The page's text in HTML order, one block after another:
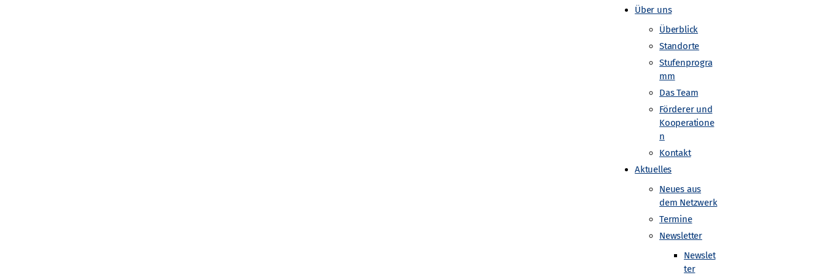
Über uns
Überblick
Standorte
Stufenprogra
mm
Das Team
Förderer und
Kooperatione
n
Kontakt
Aktuelles
Neues aus
dem Netzwerk
Termine
Newsletter
Newslet
ter